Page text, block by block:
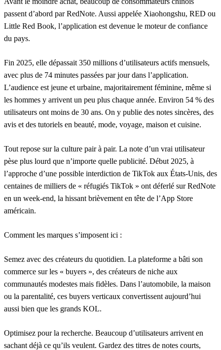
passent d’abord par RedNote. Aussi appelée Xiaohongshu, RED ou
Little Red Book, l’application est devenue le moteur de confiance
du pays.
Fin 2025, elle dépassait 350 millions d’utilisateurs actifs mensuels,
avec plus de 74 minutes passées par jour dans l’application.
L’audience est jeune et urbaine, majoritairement féminine, même si
les hommes y arrivent un peu plus chaque année. Environ 54 % des
utilisateurs ont moins de 30 ans. On y publie des notes sincères, des
avis et des tutoriels en beauté, mode, voyage, maison et cuisine.
Tout repose sur la culture pair à pair. La note d’un vrai utilisateur
pèse plus lourd que n’importe quelle publicité. Début 2025, à
l’approche d’une possible interdiction de TikTok aux États-Unis, des
centaines de milliers de « réfugiés TikTok » ont déferlé sur RedNote
en un week-end, la hissant brièvement en tête de l’App Store
américain.
Comment les marques s’imposent ici :
Semez avec des créateurs du quotidien. La plateforme a bâti son
commerce sur les « buyers », des créateurs de niche aux
communautés modestes mais fidèles. Dans l’automobile, la maison
ou la parentalité, ces buyers verticaux convertissent aujourd’hui
aussi bien que les grands KOL.
Optimisez pour la recherche. Beaucoup d’utilisateurs arrivent en
sachant déjà ce qu’ils veulent. Gardez des titres de notes courts,